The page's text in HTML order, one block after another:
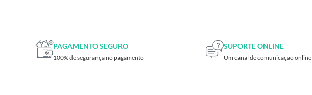
PAGAMENTO SEGURO
100% de segurança no pagamento
SUPORTE ONLINE
Um canal de comunicação online